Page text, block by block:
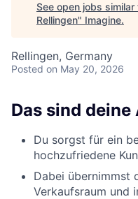
See open jobs similar
Rellingen" Imagine.
Rellingen, Germany
Posted on May 20, 2026
Das sind deine
Du sorgst für ein
hochzufriedene
Dabei übernimmst
Verkaufsraum und